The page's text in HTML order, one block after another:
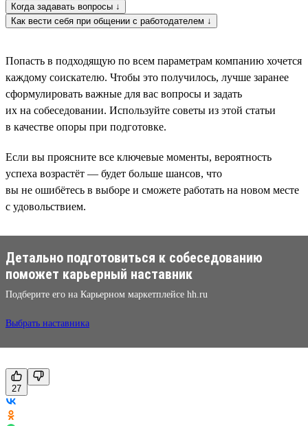
Когда задавать вопросы ↓
Как вести себя при общении с работодателем ↓
Попасть в подходящую по всем параметрам компанию хочется
каждому соискателю. Чтобы это получилось, лучше заранее
сформулировать важные для вас вопросы и задать
их на собеседовании. Используйте советы из этой статьи
в качестве опоры при подготовке.
Если вы проясните все ключевые моменты, вероятность
успеха возрастёт — будет больше шансов, что
вы не ошибётесь в выборе и сможете работать на новом месте
с удовольствием.
Детально подготовиться к собеседованию
поможет карьерный наставник
Подберите его на Карьерном маркетплейсе hh.ru
Выбрать наставника
27